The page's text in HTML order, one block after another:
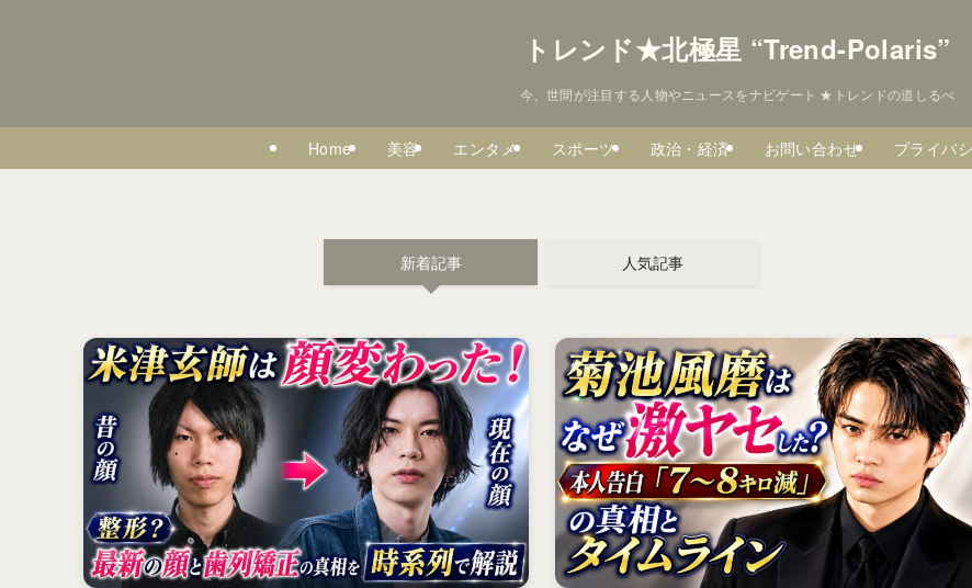
トレンド★北極星 “Trend-Polaris”
今、世間が注目する人物やニュースをナビゲート ★トレンドの道しるべ
Home 美容 エンタメ スポーツ 政治・経済 お問い合わせ プライバ
新着記事 人気記事